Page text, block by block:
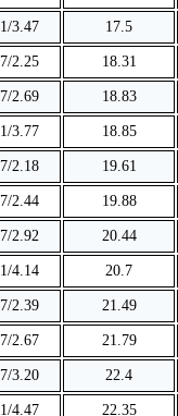
1/3.47 17.5
7/2.25 18.31
7/2.69 18.83
1/3.77 18.85
7/2.18 19.61
7/2.44 19.88
7/2.92 20.44
1/4.14 20.7
7/2.39 21.49
7/2.67 21.79
7/3.20 22.4
1/4.47 22.35